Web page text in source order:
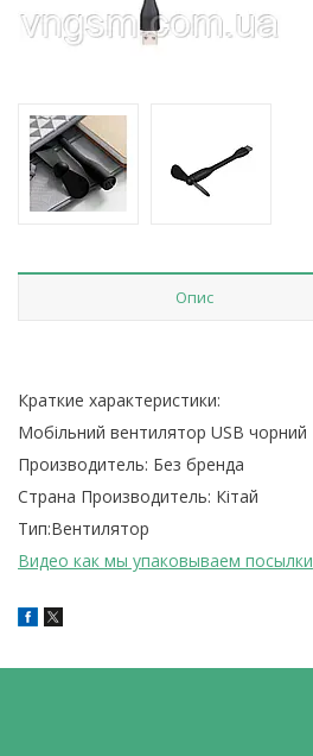
Опис
Краткие характеристики:
Мобільний вентилятор USB чорний
Производитель: Без бренда
Страна Производитель: Кітай
Тип:Вентилятор
Видео как мы упаковываем посылки